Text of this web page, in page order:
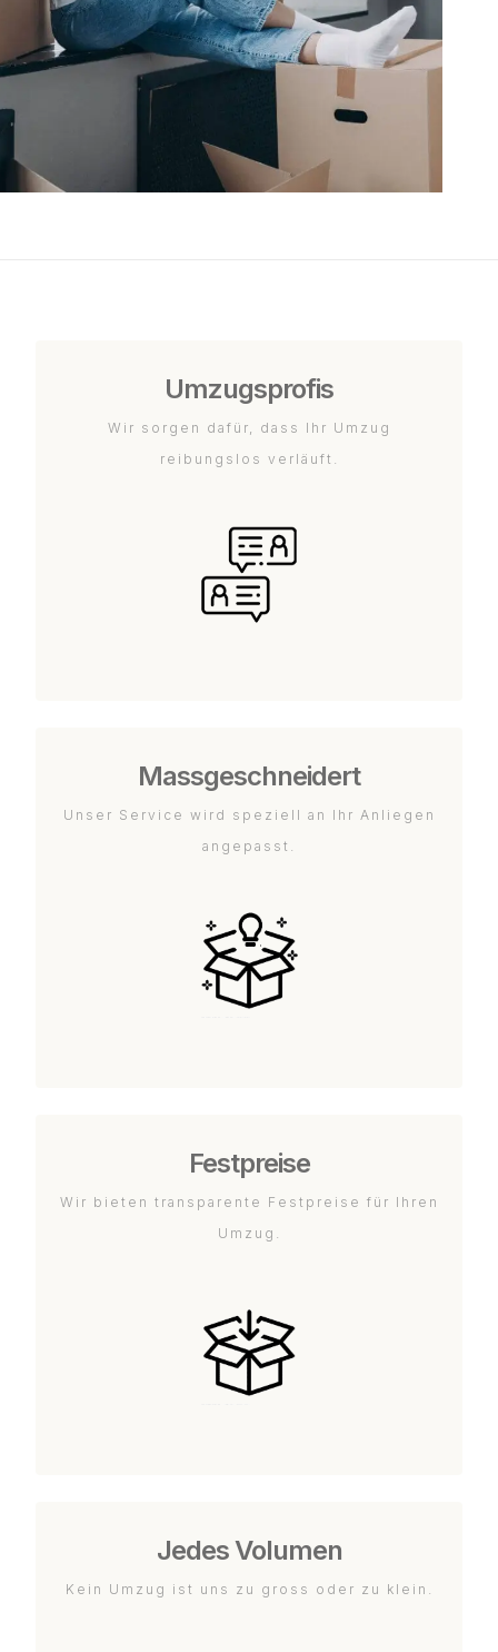
Umzugsprofis
Wir sorgen dafür, dass Ihr Umzug
reibungslos verläuft.
Massgeschneidert
Unser Service wird speziell an Ihr Anliegen
angepasst.
Festpreise
Wir bieten transparente Festpreise für Ihren
Umzug.
Jedes Volumen
Kein Umzug ist uns zu gross oder zu klein.